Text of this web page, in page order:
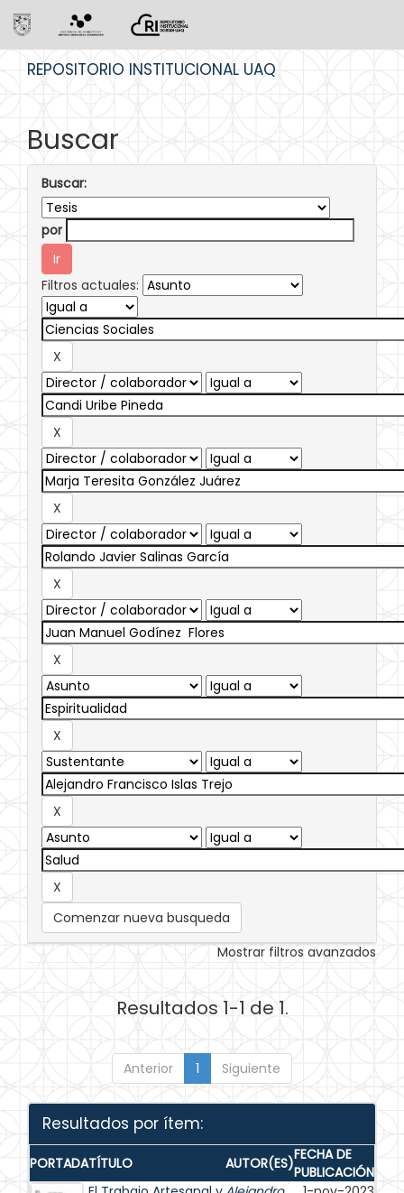
REPOSITORIO INSTITUCIONAL UAQ
Buscar
Buscar:
por
Filtros actuales:
Comenzar nueva busqueda
Mostrar filtros avanzados
Resultados 1-1 de 1.
Anterior 1 Siguiente
Resultados por ítem:
PORTADATÍTULO AUTOR(ES)FECHA DE
PUBLICACIÓN